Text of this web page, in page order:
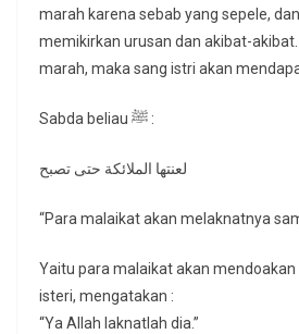
marah karena sebab yang sepele,
memikirkan urusan dan akibat-akibat.
marah, maka sang istri akan
Sabda beliau ﷺ :
لعنتها الملائكة حتى تصبح
“Para malaikat akan melaknatnya
Yaitu para malaikat akan
isteri, mengatakan :
“Ya Allah laknatlah dia.”